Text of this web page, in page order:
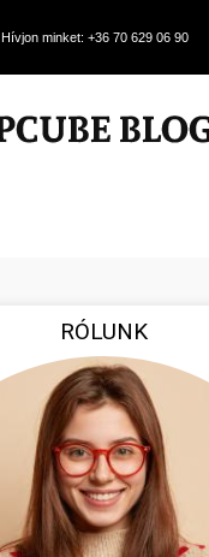
Hívjon minket: +36 70 629 06 90
RÓLUNK